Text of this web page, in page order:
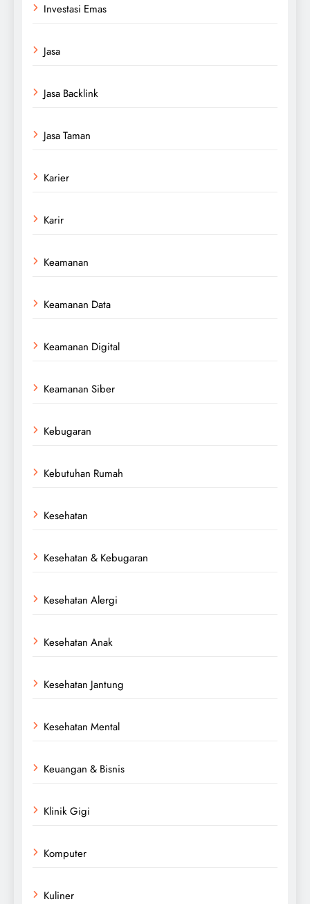
Investasi Emas
Jasa
Jasa Backlink
Jasa Taman
Karier
Karir
Keamanan
Keamanan Data
Keamanan Digital
Keamanan Siber
Kebugaran
Kebutuhan Rumah
Kesehatan
Kesehatan & Kebugaran
Kesehatan Alergi
Kesehatan Anak
Kesehatan Jantung
Kesehatan Mental
Keuangan & Bisnis
Klinik Gigi
Komputer
Kuliner